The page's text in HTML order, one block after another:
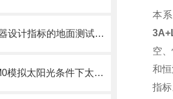
PSD太阳敏感器设计指标的地面测试验证-日光辐射太阳光模拟器
日光模拟器AM0模拟太阳光条件下太空光伏电池的光电性能测量
本
空
和
指